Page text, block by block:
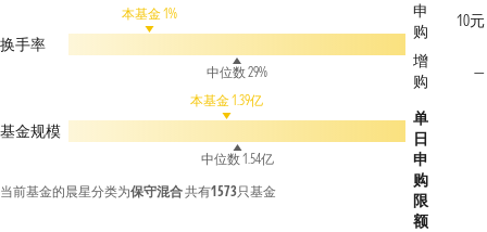
换手率
本基金 1%
中位数 29%
基金规模
本基金 1.39亿
中位数 1.54亿
当前基金的晨星分类为保守混合共有1573只基金
申
购
10元
增
购
—
单
日
申
购
限
额